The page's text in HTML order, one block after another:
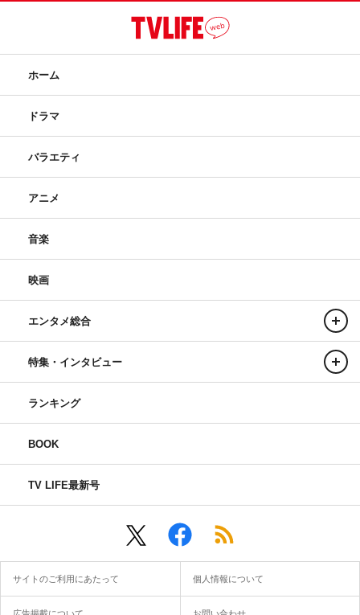
ホーム
ドラマ
バラエティ
アニメ
音楽
映画
エンタメ総合
特集・インタビュー
ランキング
BOOK
TV LIFE最新号
サイトのご利用にあたって 個人情報について